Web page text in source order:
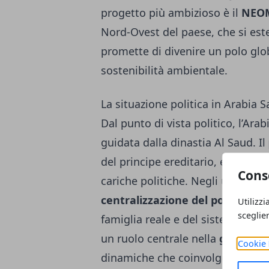
Cookie
progetto più ambizioso è il
Nord-Ovest del paese, che si
promette di divenire un polo
sostenibilità ambientale.
La situazione politica in Arabia
Dal punto di vista politico,
guidata dalla dinastia Al Saud.
del principe ereditario, e non
cariche politiche. Negli ultimi
centralizzazione del potere,
famiglia reale e del sistema
un ruolo centrale nella
dinamiche che coinvolgono